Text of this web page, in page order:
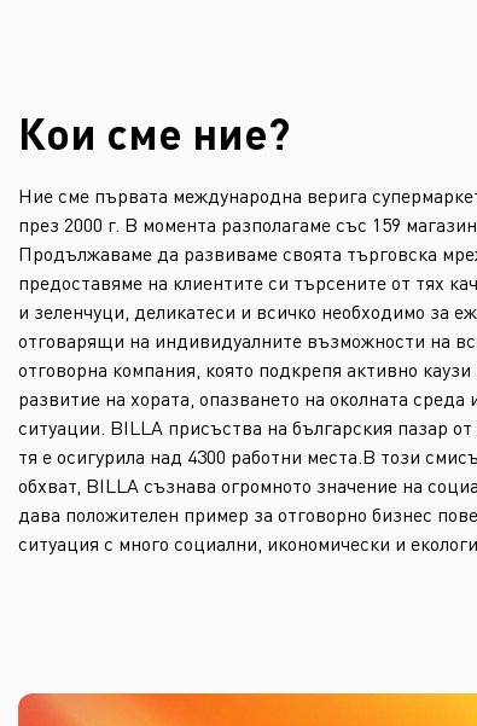
Кои сме ние?
Ние сме първата международна верига
през 2000 г. В момента разполагаме със 159
Продължаваме да развиваме своята търговска
предоставяме на клиентите си търсените от тях
и зеленчуци, деликатеси и всичко необходимо за
отговарящи на индивидуалните възможности на
отговорна компания, която подкрепя активно
развитие на хората, опазването на околната
ситуации. BILLA присъства на българския пазар
тя е осигурила над 4300 работни места.В този
обхват, BILLA съзнава огромното значение на
дава положителен пример за отговорно бизнес
ситуация с много социални, икономически и